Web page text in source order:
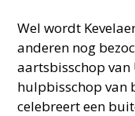
Wel wordt
anderen nog
aartsbisschop van
hulpbisschop van
celebreert een